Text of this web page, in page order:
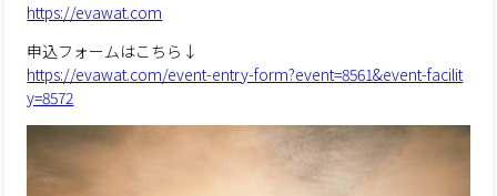
https://evawat.com
申込フォームはこちら↓
https://evawat.com/event-entry-form?event=8561&event-facilit
y=8572